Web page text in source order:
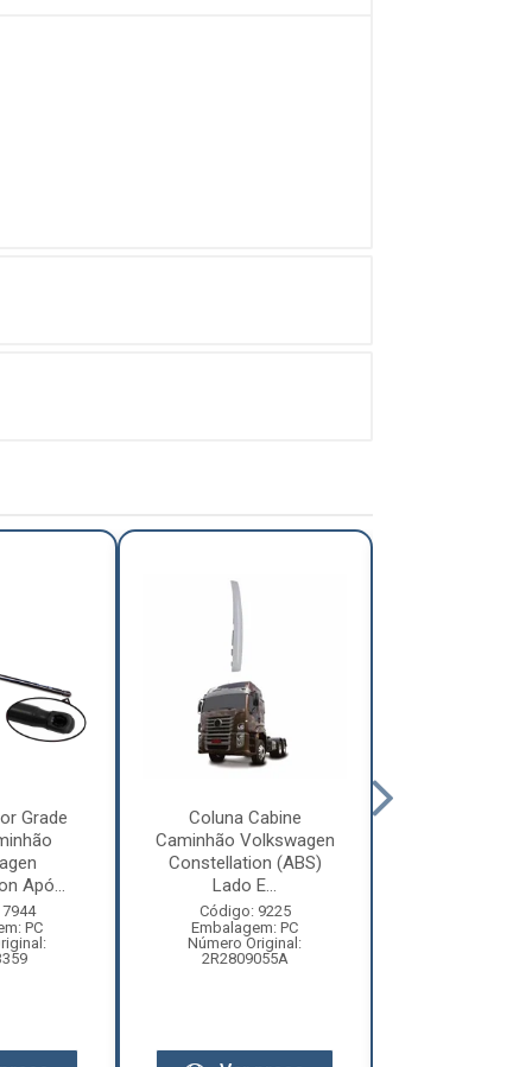
Grade
Apó...
PC
Coluna Cabine
Caminhão Volkswagen
Constellation (ABS)
Lado E...
Código: 9225
Embalagem: PC
Número Original:
2R2809055A